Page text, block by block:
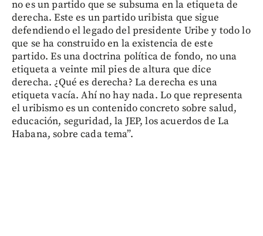
no es un partido que se subsuma en la etiqueta de
derecha. Este es un partido uribista que sigue
defendiendo el legado del presidente Uribe y todo lo
que se ha construido en la existencia de este
partido. Es una doctrina política de fondo, no una
etiqueta a veinte mil pies de altura que dice
derecha. ¿Qué es derecha? La derecha es una
etiqueta vacía. Ahí no hay nada. Lo que representa
el uribismo es un contenido concreto sobre salud,
educación, seguridad, la JEP, los acuerdos de La
Habana, sobre cada tema”.